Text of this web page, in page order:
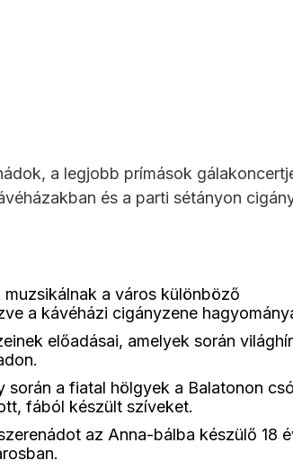
a legjobb prímások
és a parti sétányon
a város különböző
a kávéházi cigányzene
előadásai, amelyek során
során a fiatal hölgyek a Balatonon
fából készült szíveket.
az Anna-bálba készülő 18